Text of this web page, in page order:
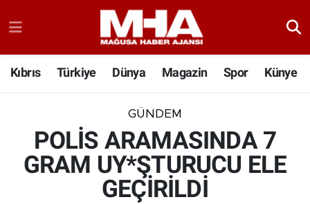
Kıbrıs Türkiye Dünya Magazin Spor Künye
GÜNDEM
POLİS ARAMASINDA 7
GRAM UY*ŞTURUCU ELE
GEÇİRİLDİ